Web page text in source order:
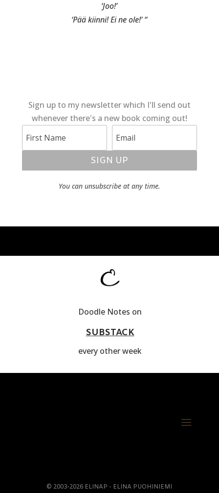
‘Joo!’
‘Pää kiinni! Ei ne ole!’ “
Sign up to my newsletter which I'll send out
whenever there's a new book coming out!
SIGN UP
You can unsubscribe at any time.
Doodle Notes on
SUBSTACK
every other week
© 2003-2026 ELINAP - ELINA PUOHINIEMI